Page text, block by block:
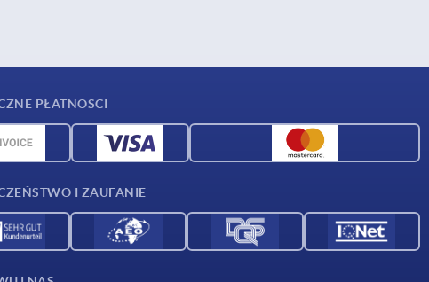
PŁATNOŚCI
I ZAUFANIE